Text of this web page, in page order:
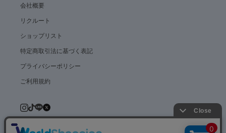
会社概要
リクルート
ショップリスト
特定商取引法に基づく表記
プライバシーポリシー
ご利用規約